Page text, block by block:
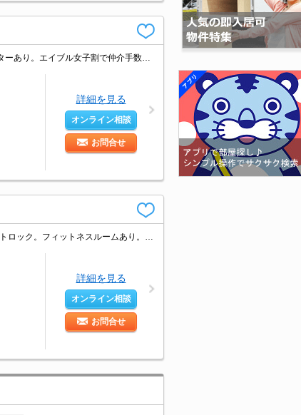
詳細を見る
オンライン相談
お問合せ
詳細を見る
オンライン相談
お問合せ